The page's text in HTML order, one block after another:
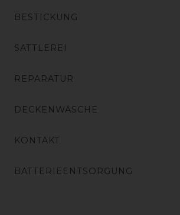
BESTICKUNG
SATTLEREI
REPARATUR
DECKENWÄSCHE
KONTAKT
BATTERIEENTSORGUNG